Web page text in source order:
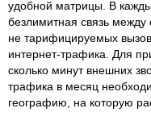
удобной матрицы. В
безлимитная связь
не тарифицируемых
интернет-трафика. Для
сколько минут внешних
трафика в месяц
географию, на которую